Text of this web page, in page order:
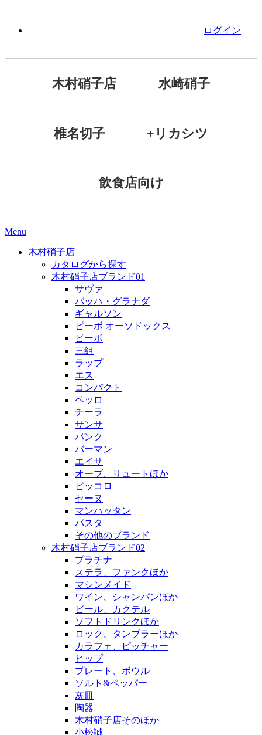
ログイン
木村硝子店 水崎硝子
椎名切子 +リカシツ
飲食店向け
Menu
木村硝子店
カタログから探す
木村硝子店ブランド01
サヴァ
バッハ・グラナダ
ギャルソン
ピーボ オーソドックス
ピーボ
三組
ラップ
エス
コンパクト
ベッロ
チーラ
サンサ
パンク
バーマン
エイサ
オーブ、リュートほか
ピッコロ
セーヌ
マンハッタン
パスタ
その他のブランド
木村硝子店ブランド02
プラチナ
ステラ、ファンクほか
マシンメイド
ワイン、シャンパンほか
ビール、カクテル
ソフトドリンクほか
ロック、タンブラーほか
カラフェ、ピッチャー
ヒップ
プレート、ボウル
ソルト&ペッパー
灰皿
陶器
木村硝子店そのほか
小松誠